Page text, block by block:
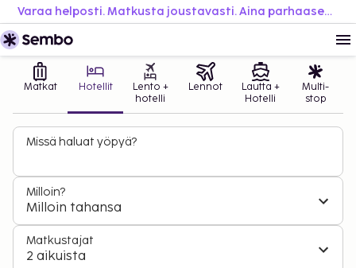
Varaa helposti. Matkusta joustavasti. Aina parhaaseen hintaan.
Matkat Hotellit
Lento +
hotelli
Lennot
Lautta +
Hotelli
Multi-
stop
Missä haluat yöpyä?
Milloin?
Milloin tahansa
Matkustajat
2 aikuista